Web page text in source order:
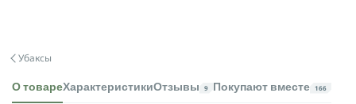
Убаксы
О товареХарактеристикиОтзывы 9 Покупают вместе 166